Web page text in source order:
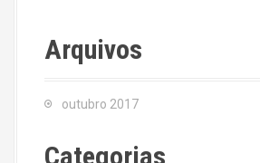
Arquivos
outubro 2017
Categorias